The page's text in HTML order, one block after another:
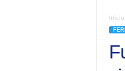
Inicio